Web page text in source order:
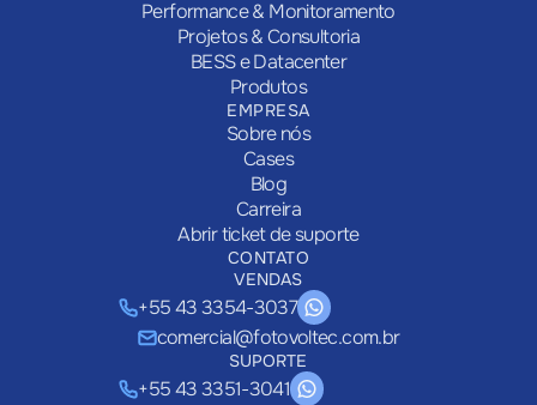
Performance & Monitoramento
Projetos & Consultoria
BESS e Datacenter
Produtos
EMPRESA
Sobre nós
Cases
Blog
Carreira
Abrir ticket de suporte
CONTATO
VENDAS
+55 43 3354-3037
comercial@fotovoltec.com.br
SUPORTE
+55 43 3351-3041